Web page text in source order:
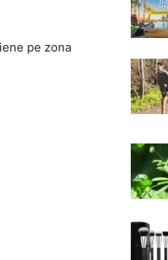
pe zona